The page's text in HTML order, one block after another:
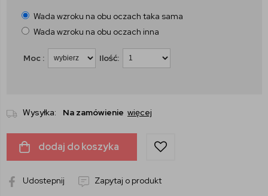
Wada wzroku na obu oczach taka sama
Wada wzroku na obu oczach inna
Moc : Ilość:
Wysyłka: Na zamówienie więcej
dodaj do koszyka
Udostepnij Zapytaj o produkt